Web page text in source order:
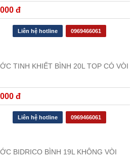
đ
Liên hệ hotline 0969466061
TINH KHIẾT BÌNH 20L TOP CÓ VÒI
đ
Liên hệ hotline 0969466061
BIDRICO BÌNH 19L KHÔNG VÒI